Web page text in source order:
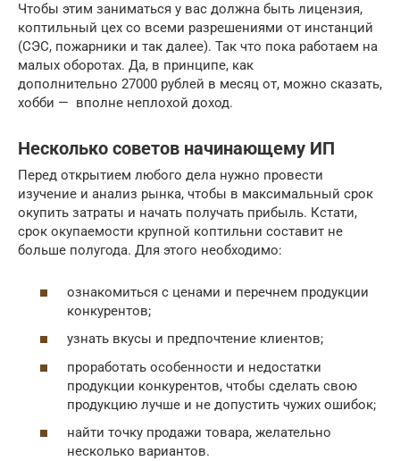
Чтобы этим заниматься у вас должна быть лицензия,
коптильный цех со всеми разрешениями от инстанций
(СЭС, пожарники и так далее). Так что пока работаем на
малых оборотах. Да, в принципе, как
дополнительно 27000 рублей в месяц от, можно сказать,
хобби — вполне неплохой доход.
Несколько советов начинающему ИП
Перед открытием любого дела нужно провести
изучение и анализ рынка, чтобы в максимальный срок
окупить затраты и начать получать прибыль. Кстати,
срок окупаемости крупной коптильни составит не
больше полугода. Для этого необходимо:
ознакомиться с ценами и перечнем продукции
конкурентов;
узнать вкусы и предпочтение клиентов;
проработать особенности и недостатки
продукции конкурентов, чтобы сделать свою
продукцию лучше и не допустить чужих ошибок;
найти точку продажи товара, желательно
несколько вариантов.